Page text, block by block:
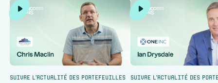
Suivre l’actualité des portefeuilles Suivre l’actualité des